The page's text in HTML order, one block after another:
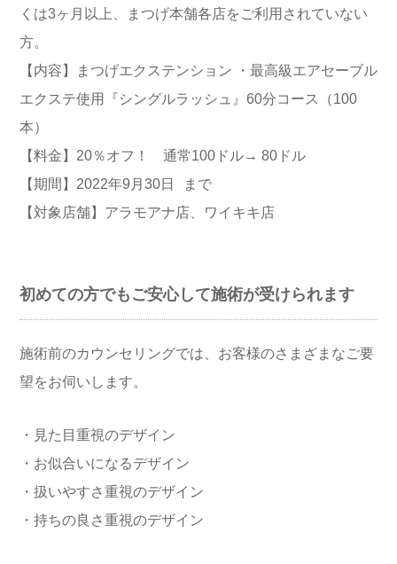
くは3ヶ月以上、まつげ本舗各店をご利用されていない
方。
【内容】まつげエクステンション ・最高級エアセーブル
エクステ使用
『シングルラッシュ』60分コース（100
本）
【料金】20％オフ！ 通常100ドル→ 80ドル
【期間】2022年9月30日 まで
【対象店舗】アラモアナ店、ワイキキ店
初めての方でもご安心して施術が受けられます
施術前のカウンセリングでは、 お客様のさまざまなご要
望をお伺いします。
・見た目重視のデザイン
・お似合いになるデザイン
・扱いやすさ重視のデザイン
・持ちの良さ重視のデザイン